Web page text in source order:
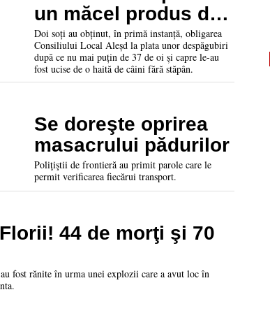
un măcel produs de
câini comunitari. 37
de oi și capre au fost
ucise
Doi soți au obținut, în primă instanță, obligarea
Consiliului Local Aleșd la plata unor despăgubiri
după ce nu mai puțin de 37 de oi și capre le-au
fost ucise de o haită de câini fără stăpân.
Se doreşte oprirea
masacrului pădurilor
Poliţiştii de frontieră au primit parole care le
permit verificarea fiecărui transport.
44 de morţi şi 70
fost rănite în urma unei explozii care a avut loc în